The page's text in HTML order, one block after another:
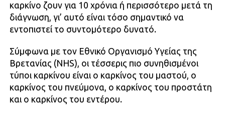
καρκίνο ζουν για 10 χρόνια ή περισσότερο μετά τη
διάγνωση, γι’ αυτό είναι τόσο σημαντικό να
εντοπιστεί το συντομότερο δυνατό.
Σύμφωνα με τον Εθνικό Οργανισμό Υγείας της
Βρετανίας (NHS), οι τέσσερις πιο συνηθισμένοι
τύποι καρκίνου είναι ο καρκίνος του μαστού, ο
καρκίνος του πνεύμονα, ο καρκίνος του προστάτη
και ο καρκίνος του εντέρου.